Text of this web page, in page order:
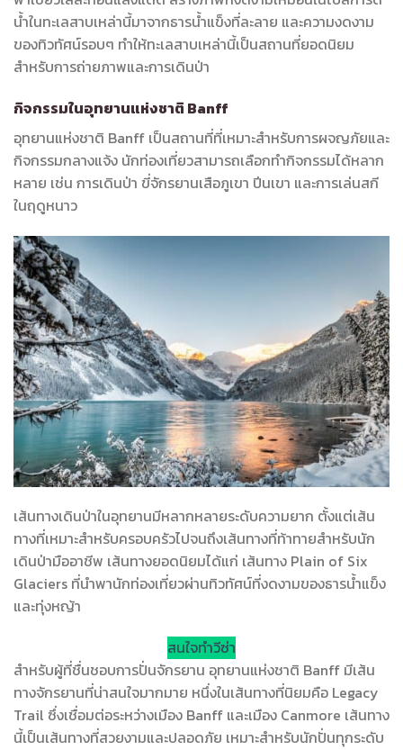
น้ำในทะเลสาบเหล่านี้มาจากธารน้ำแข็งที่ละลาย และความงดงาม
ของทิวทัศน์รอบๆ ทำให้ทะเลสาบเหล่านี้เป็นสถานที่ยอดนิยม
สำหรับการถ่ายภาพและการเดินป่า
กิจกรรมในอุทยานแห่งชาติ Banff
อุทยานแห่งชาติ Banff เป็นสถานที่ที่เหมาะสำหรับการผจญภัยและ
กิจกรรมกลางแจ้ง นักท่องเที่ยวสามารถเลือกทำกิจกรรมได้หลาก
หลาย เช่น การเดินป่า ขี่จักรยานเสือภูเขา ปีนเขา และการเล่นสกี
ในฤดูหนาว
เส้นทางเดินป่าในอุทยานมีหลากหลายระดับความยาก ตั้งแต่เส้น
ทางที่เหมาะสำหรับครอบครัวไปจนถึงเส้นทางที่ท้าทายสำหรับนัก
เดินป่ามืออาชีพ เส้นทางยอดนิยมได้แก่ เส้นทาง Plain of Six
Glaciers ที่นำพานักท่องเที่ยวผ่านทิวทัศน์ที่งดงามของธารน้ำแข็ง
และทุ่งหญ้า
สนใจทำวีซ่า
สำหรับผู้ที่ชื่นชอบการปั่นจักรยาน อุทยานแห่งชาติ Banff มีเส้น
ทางจักรยานที่น่าสนใจมากมาย หนึ่งในเส้นทางที่นิยมคือ Legacy
Trail ซึ่งเชื่อมต่อระหว่างเมือง Banff และเมือง Canmore เส้นทาง
นี้เป็นเส้นทางที่สวยงามและปลอดภัย เหมาะสำหรับนักปั่นทุกระดับ